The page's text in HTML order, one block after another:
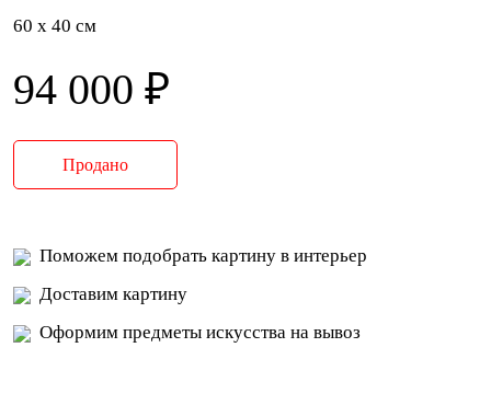
60 x 40 см
94 000 ₽
Продано
Поможем подобрать картину в интерьер
Доставим картину
Оформим предметы искусства на вывоз